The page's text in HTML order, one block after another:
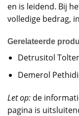
en is leidend. Bij
volledige bedrag,
Gerelateerde
Detrusitol
Demerol
Let op: de
pagina is